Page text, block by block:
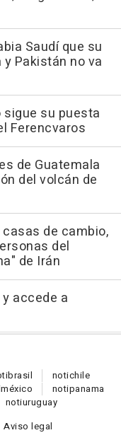
Saudí que su
Pakistán no va
sigue su puesta
Ferencvaros
de Guatemala
del volcán de
casas de cambio,
del
de Irán
accede a
brasil notichile
méxico notipanama
notiuruguay
Aviso legal